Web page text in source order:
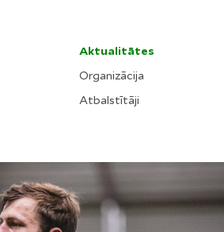
Aktualitātes
Organizācija
Atbalstītāji